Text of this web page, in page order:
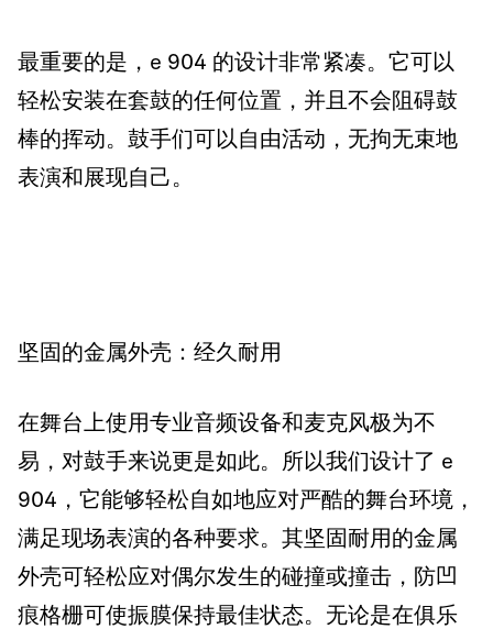
最重要的是，e 904 的设计非常紧凑。它可以
轻松安装在套鼓的任何位置，并且不会阻碍鼓
棒的挥动。鼓手们可以自由活动，无拘无束地
表演和展现自己。
坚固的金属外壳：经久耐用
在舞台上使用专业音频设备和麦克风极为不
易，对鼓手来说更是如此。所以我们设计了 e
904，它能够轻松自如地应对严酷的舞台环境，
满足现场表演的各种要求。其坚固耐用的金属
外壳可轻松应对偶尔发生的碰撞或撞击，防凹
痕格栅可使振膜保持最佳状态。无论是在俱乐